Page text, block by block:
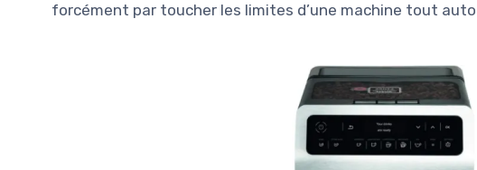
forcément par toucher les limites d’une machine tout